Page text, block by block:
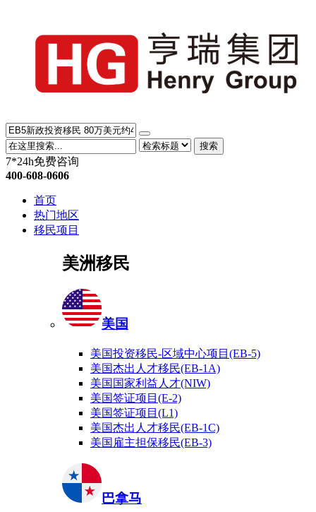
搜索
7*24h免费咨询
400-608-0606
首页
热门地区
移民项目
美洲移民
美国
美国投资移民-区域中心项目(EB-5)
美国杰出人才移民(EB-1A)
美国国家利益人才(NIW)
美国签证项目(E-2)
美国签证项目(L1)
美国杰出人才移民(EB-1C)
美国雇主担保移民(EB-3)
巴拿马